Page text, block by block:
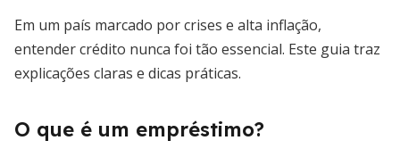
Em um país marcado por crises e alta inflação,
entender crédito nunca foi tão essencial. Este guia traz
explicações claras e dicas práticas.
O que é um empréstimo?